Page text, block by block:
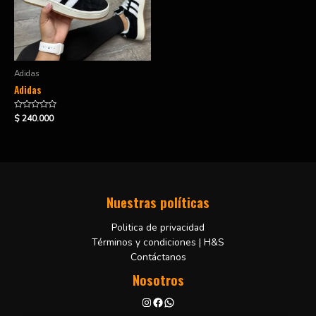
Adidas
Adidas
Valorado
en
$240.000
Nuestras políticas
Politica de privacidad
Términos y condiciones | H&S
Contáctanos
Nosotros